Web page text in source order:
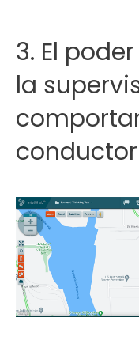
3. El
la
conductor